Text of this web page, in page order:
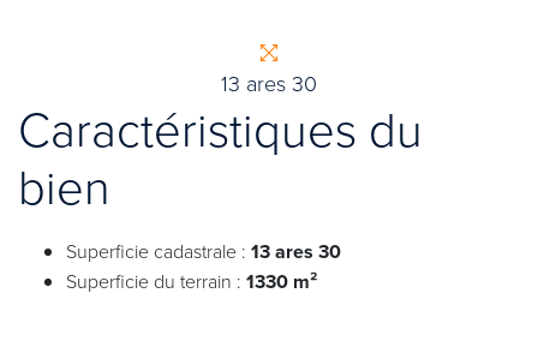
13 ares 30
Caractéristiques du
bien
Superficie cadastrale : 13 ares 30
Superficie du terrain : 1330 m²